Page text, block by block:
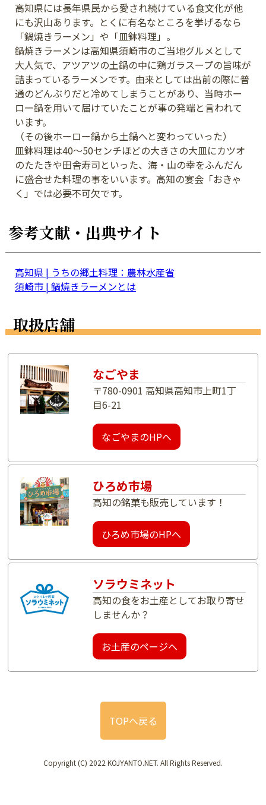
高知県には長年県民から愛され続けている食文化が他
にも沢山あります。とくに有名なところを挙げるなら
「鍋焼きラーメン」や「皿鉢料理」。
鍋焼きラーメンは高知県須崎市のご当地グルメとして
大人気で、アツアツの土鍋の中に鶏ガラスープの旨味が
詰まっているラーメンです。由来としては出前の際に普
通のどんぶりだと冷めてしまうことがあり、当時ホー
ロー鍋を用いて届けていたことが事の発端と言われて
います。
（その後ホーロー鍋から土鍋へと変わっていった）
皿鉢料理は40～50センチほどの大きさの大皿にカツオ
のたたきや田舎寿司といった、海・山の幸をふんだん
に盛合せた料理の事をいいます。高知の宴会「おきゃ
く」では必要不可欠です。
参考文献・出典サイト
高知県 | うちの郷土料理：農林水産省
須崎市 | 鍋焼きラーメンとは
取扱店舗
なごやま
〒780-0901 高知県高知市上町1丁
目6-21
なごやまのHPへ
ひろめ市場
高知の銘菓も販売しています！
ひろめ市場のHPへ
ソラウミネット
高知の食をお土産としてお取り寄せ
しませんか？
お土産のページへ
TOPへ戻る
Copyright (C) 2022 KOJYANTO.NET. All Rights Reserved.